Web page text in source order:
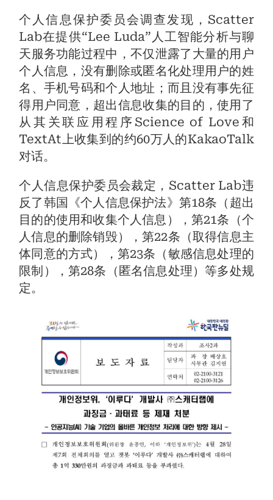
个人信息保护委员会调查发现，Scatter
Lab在提供“Lee Luda”人工智能分析与聊
天服务功能过程中，不仅泄露了大量的用户
个人信息，没有删除或匿名化处理用户的姓
名、手机号码和个人地址；而且没有事先征
得用户同意，超出信息收集的目的，使用了
从其关联应用程序Science of Love和
TextAt上收集到的约60万人的KakaoTalk
对话。
个人信息保护委员会裁定，Scatter Lab违
反了韩国《个人信息保护法》第18条（超出
目的的使用和收集个人信息），第21条（个
人信息的删除销毁），第22条（取得信息主
体同意的方式），第23条（敏感信息处理的
限制），第28条（匿名信息处理）等多处规
定。